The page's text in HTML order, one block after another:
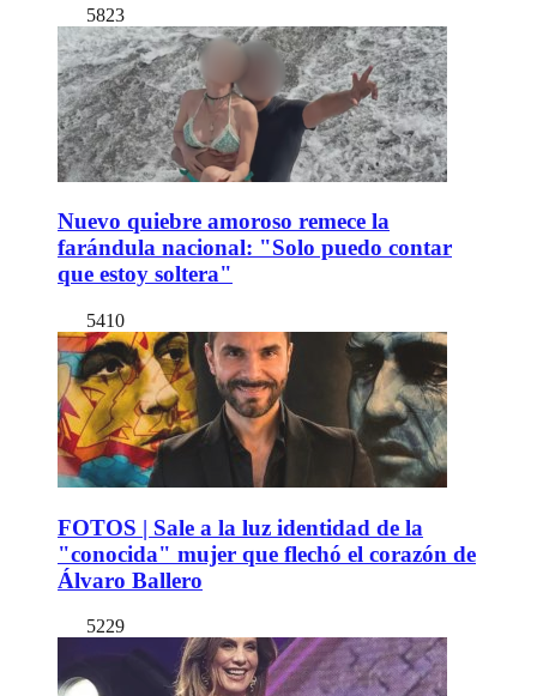
5823
Nuevo quiebre amoroso remece la
farándula nacional: "Solo puedo contar
que estoy soltera"
5410
FOTOS | Sale a la luz identidad de la
"conocida" mujer que flechó el corazón de
Álvaro Ballero
5229